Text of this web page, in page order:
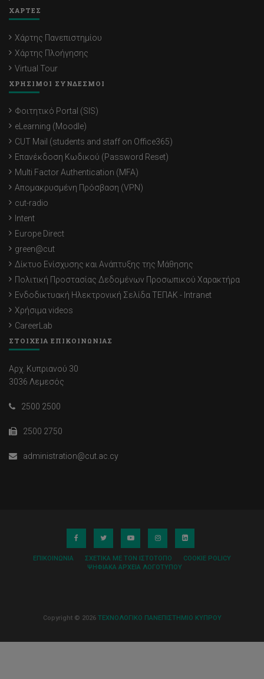
ΧΑΡΤΕΣ
Χάρτης Πανεπιστημίου
Χάρτης Πλοήγησης
Virtual Tour
ΧΡΗΣΙΜΟΙ ΣΥΝΔΕΣΜΟΙ
Φοιτητικό Portal (SIS)
eLearning (Moodle)
CUT Mail (students and staff on Office365)
Επανέκδοση Κωδικού (Password Reset)
Multi Factor Authentication (MFA)
Απομακρυσμένη Πρόσβαση (VPN)
cut-radio
Intent
Europe Direct
green@cut
Δίκτυο Ενίσχυσης και Ανάπτυξης της Μάθησης
Πολιτική Προστασίας Δεδομένων Προσωπικού Χαρακτήρα
Ενδοδικτυακή Ηλεκτρονική Σελίδα ΤΕΠΑΚ - Intranet
Χρήσιμα videos
CareerLab
ΣΤΟΙΧΕΙΑ ΕΠΙΚΟΙΝΩΝΙΑΣ
Αρχ. Κυπριανού 30
3036 Λεμεσός
2500 2500
2500 2750
administration@cut.ac.cy
ΕΠΙΚΟΙΝΩΝΊΑ ΣΧΕΤΙΚΆ ΜΕ ΤΟΝ ΙΣΤΌΤΟΠΟ
COOKIE POLICY
ΨΗΦΙΑΚΆ ΑΡΧΕΊΑ ΛΟΓΌΤΥΠΟΥ
Copyright © 2026 ΤΕΧΝΟΛΟΓΙΚΟ ΠΑΝΕΠΙΣΤΗΜΙΟ ΚΥΠΡΟΥ